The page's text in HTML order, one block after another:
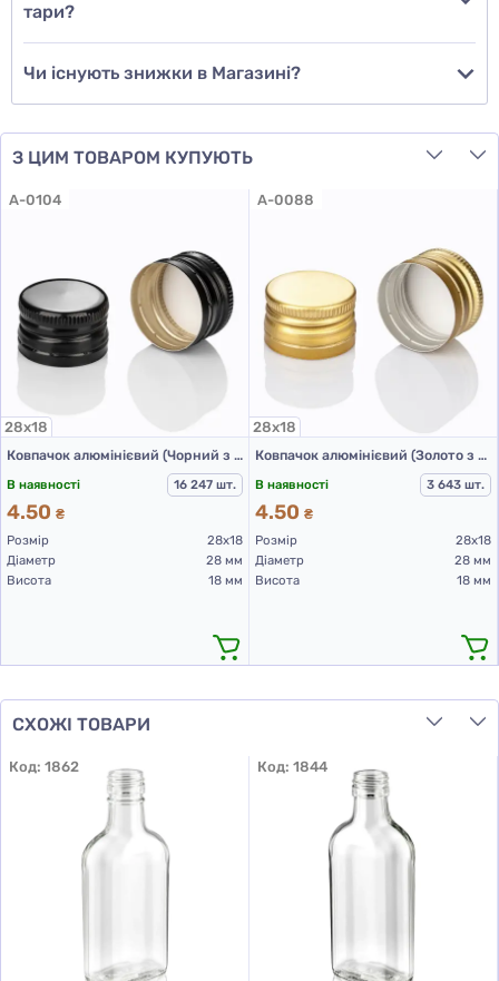
тари?
Чи існують знижки в Магазині?
З ЦИМ ТОВАРОМ КУПУЮТЬ
A-0104
28х18
Ковпачок алюмінієвий (Чорний з різьбою 28х18 мм)
В наявності
16 247 шт.
4.50 ₴
Розмір
28х18
Діаметр
28 мм
Висота
18 мм
A-0088
28х18
Ковпачок алюмінієвий (Золото з різьбою 28х18 мм)
В наявності
3 643 шт.
4.50 ₴
Розмір
28х18
Діаметр
28 мм
Висота
18 мм
СХОЖІ ТОВАРИ
Код: 1862 Код: 1844